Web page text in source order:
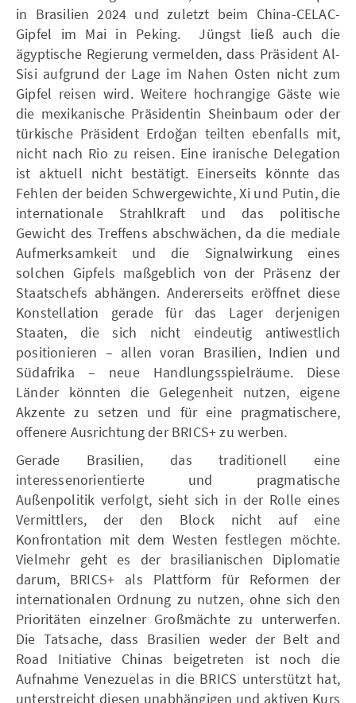
in Brasilien 2024 und zuletzt beim China-CELAC-
Gipfel im Mai in Peking. Jüngst ließ auch die
ägyptische Regierung vermelden, dass Präsident Al-
Sisi aufgrund der Lage im Nahen Osten nicht zum
Gipfel reisen wird. Weitere hochrangige Gäste wie
die mexikanische Präsidentin Sheinbaum oder der
türkische Präsident Erdoğan teilten ebenfalls mit,
nicht nach Rio zu reisen. Eine iranische Delegation
ist aktuell nicht bestätigt. Einerseits könnte das
Fehlen der beiden Schwergewichte, Xi und Putin, die
internationale Strahlkraft und das politische
Gewicht des Treffens abschwächen, da die mediale
Aufmerksamkeit und die Signalwirkung eines
solchen Gipfels maßgeblich von der Präsenz der
Staatschefs abhängen. Andererseits eröffnet diese
Konstellation gerade für das Lager derjenigen
Staaten, die sich nicht eindeutig antiwestlich
positionieren – allen voran Brasilien, Indien und
Südafrika – neue Handlungsspielräume. Diese
Länder könnten die Gelegenheit nutzen, eigene
Akzente zu setzen und für eine pragmatischere,
offenere Ausrichtung der BRICS+ zu werben.
Gerade Brasilien, das traditionell eine
interessenorientierte und pragmatische
Außenpolitik verfolgt, sieht sich in der Rolle eines
Vermittlers, der den Block nicht auf eine
Konfrontation mit dem Westen festlegen möchte.
Vielmehr geht es der brasilianischen Diplomatie
darum, BRICS+ als Plattform für Reformen der
internationalen Ordnung zu nutzen, ohne sich den
Prioritäten einzelner Großmächte zu unterwerfen.
Die Tatsache, dass Brasilien weder der Belt and
Road Initiative Chinas beigetreten ist noch die
Aufnahme Venezuelas in die BRICS unterstützt hat,
unterstreicht diesen unabhängigen und aktiven Kurs